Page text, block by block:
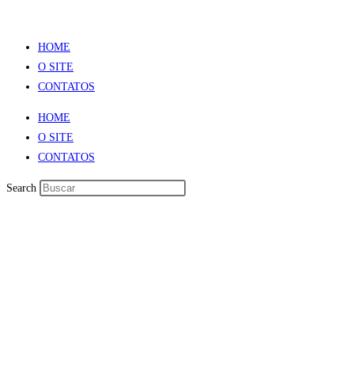
HOME
O SITE
CONTATOS
HOME
O SITE
CONTATOS
Search